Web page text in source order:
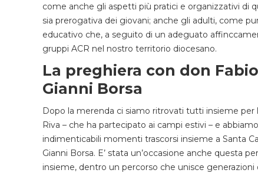
come anche gli aspetti più pratici e organizzativi di
sia prerogativa dei giovani; anche gli adulti, come
educativo che, a seguito di un adeguato
gruppi ACR nel nostro territorio diocesano.
La preghiera con don
Gianni Borsa
Dopo la merenda ci siamo ritrovati tutti insieme
Riva – che ha partecipato ai campi estivi – e
indimenticabili momenti trascorsi insieme a Santa
Gianni Borsa. E’ stata un’occasione anche questa
insieme, dentro un percorso che unisce generazioni